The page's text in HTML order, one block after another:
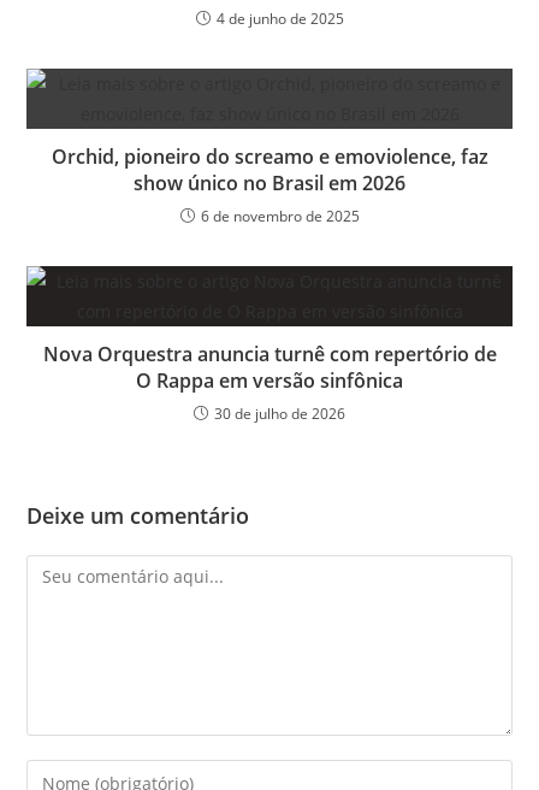
4 de junho de 2025
Orchid, pioneiro do screamo e emoviolence, faz
show único no Brasil em 2026
6 de novembro de 2025
Nova Orquestra anuncia turnê com repertório de
O Rappa em versão sinfônica
30 de julho de 2026
Deixe um comentário
Comentário
Digite